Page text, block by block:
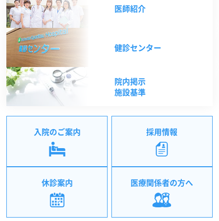
医師紹介
健診センター
院内掲示
施設基準
入院のご案内 採用情報
休診案内 医療関係者の方へ